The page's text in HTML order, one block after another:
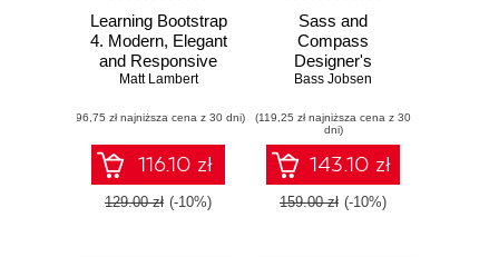
Learning Bootstrap
4. Modern, Elegant
and Responsive
Web Design Made
Edition
Matt Lambert
(96,75 zł najniższa cena z 30 dni)
116.10 zł
129.00 zł (-10%)
Sass and
Compass
Designer's
Cookbook. Over
easy-to-
understand recipes
that explain how to
use Sass and
Compass to write
Bass Jobsen
(119,25 zł najniższa cena z 30
dni)
143.10 zł
159.00 zł (-10%)